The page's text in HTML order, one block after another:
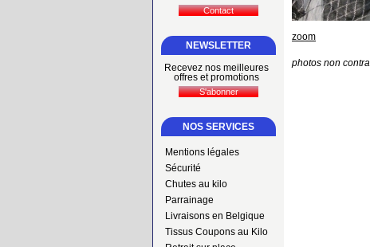
NEWSLETTER
Recevez nos meilleures
offres et promotions
NOS SERVICES
Mentions légales
Sécurité
Chutes au kilo
Parrainage
Livraisons en Belgique
Tissus Coupons au Kilo
zoom
photos non